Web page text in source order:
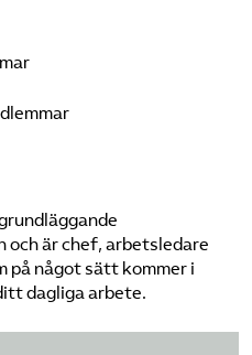
och är chef, arbetsledare
på något sätt kommer i
dagliga arbete.